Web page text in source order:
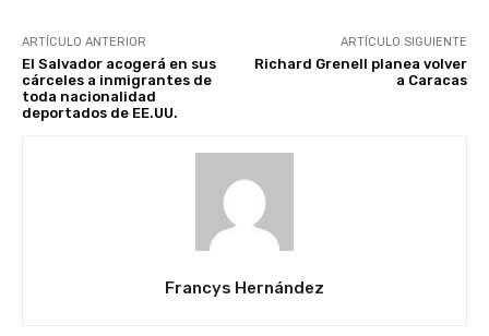
ARTÍCULO ANTERIOR
El Salvador acogerá en sus
cárceles a inmigrantes de
toda nacionalidad
deportados de EE.UU.
ARTÍCULO SIGUIENTE
Richard Grenell planea volver
a Caracas
Francys Hernández